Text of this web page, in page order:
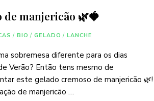
de manjericão 🌿🍓
/ BIO / GELADO / LANCHE
sobremesa diferente para os dias
Verão? Então tens mesmo de
este gelado cremoso de manjericão 🌿!
de manjericão …